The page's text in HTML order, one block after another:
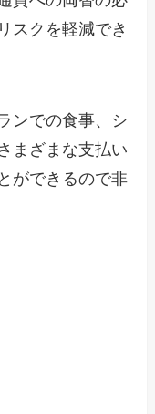
スクを軽減でき
ンでの食事、シ
まざまな支払い
ができるので非